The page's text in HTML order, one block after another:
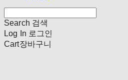
Search 검색
Log In 로그인
Cart장바구니